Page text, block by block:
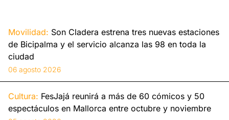
Movilidad: Son Cladera estrena tres nuevas estaciones
de Bicipalma y el servicio alcanza las 98 en toda la
ciudad
06 agosto 2026
Cultura: FesJajá reunirá a más de 60 cómicos y 50
espectáculos en Mallorca entre octubre y noviembre